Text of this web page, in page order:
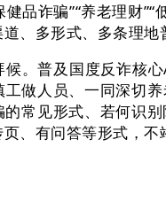
品诈骗”“养老理财”“
、多形式、多条理
普及国度反诈核心
做人员、一同深切
常见形式、若何识
、有问答等形式，